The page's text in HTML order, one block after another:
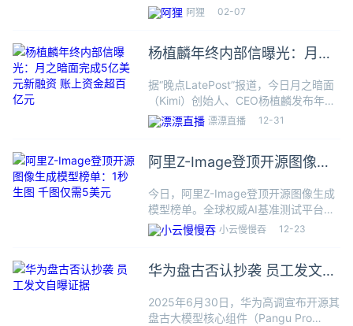
数据显示，当日上线9小时，订单量已
飙升至1000万单。当晚，千问官方微博
来。”2月7日，千问宣
阿狸 02-07
杨植麟年终内部信曝光：月之
资金超百亿元
据“晚点LatePost”报道，今日月之暗面
（Kimi）创始人、CEO杨植麟发布年终
内部信，公司有超过100亿元人民币现
金储备。杨植麟透露，公司近期完成5
阿里、
漂漂直播 12-31
阿里Z-Image登顶开源图像生
需5美元
今日，阿里Z-Image登顶开源图像生成
模型榜单。全球权威AI基准测试平台
Artificial Analysis公布最新的图像模型
榜单，阿里6B参数Z-Image Turbo超越
小云慢慢吞 12-23
华为盘古否认抄袭 员工发文自
2025年6月30日，华为高调宣布开源其
盘古大模型核心组件（Pangu Pro